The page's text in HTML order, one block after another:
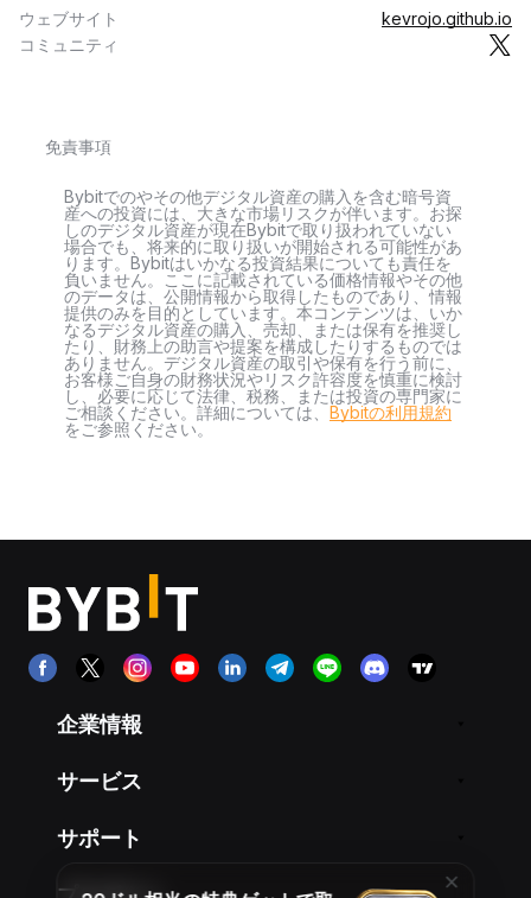
ウェブサイト
kevrojo.github.io
コミュニティ
免責事項
Bybitでのやその他デジタル資産の購入を含む暗号資
産への投資には、大きな市場リスクが伴います。お探
しのデジタル資産が現在Bybitで取り扱われていない
場合でも、将来的に取り扱いが開始される可能性があ
ります。Bybitはいかなる投資結果についても責任を
負いません。ここに記載されている価格情報やその他
のデータは、公開情報から取得したものであり、情報
提供のみを目的としています。本コンテンツは、いか
なるデジタル資産の購入、売却、または保有を推奨し
たり、財務上の助言や提案を構成したりするものでは
ありません。デジタル資産の取引や保有を行う前に、
お客様ご自身の財務状況やリスク許容度を慎重に検討
し、必要に応じて法律、税務、または投資の専門家に
ご相談ください。詳細については、 Bybitの利用規約
をご参照ください。
企業情報
サービス
サポート